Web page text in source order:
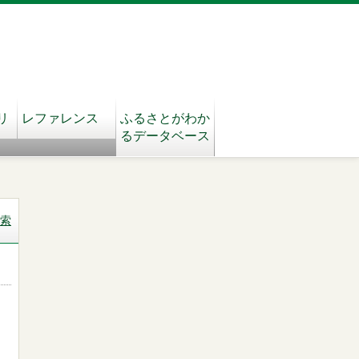
レファレンス
ふるさとがわか
るデータベース